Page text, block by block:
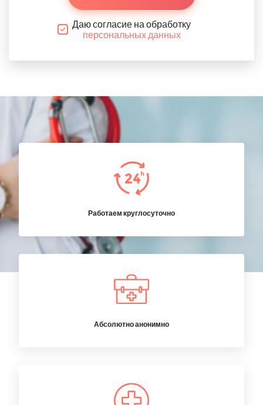
Даю согласие на обработку
персональных данных
Работаем круглосуточно
Абсолютно анонимно